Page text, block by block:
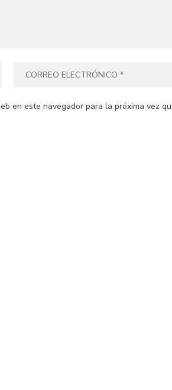
en este navegador para la próxima vez